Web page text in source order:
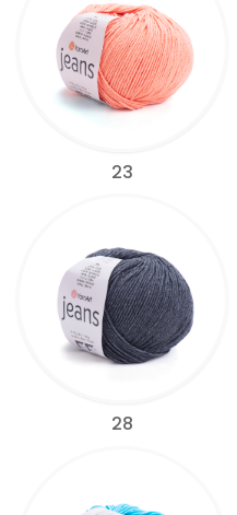
23
28